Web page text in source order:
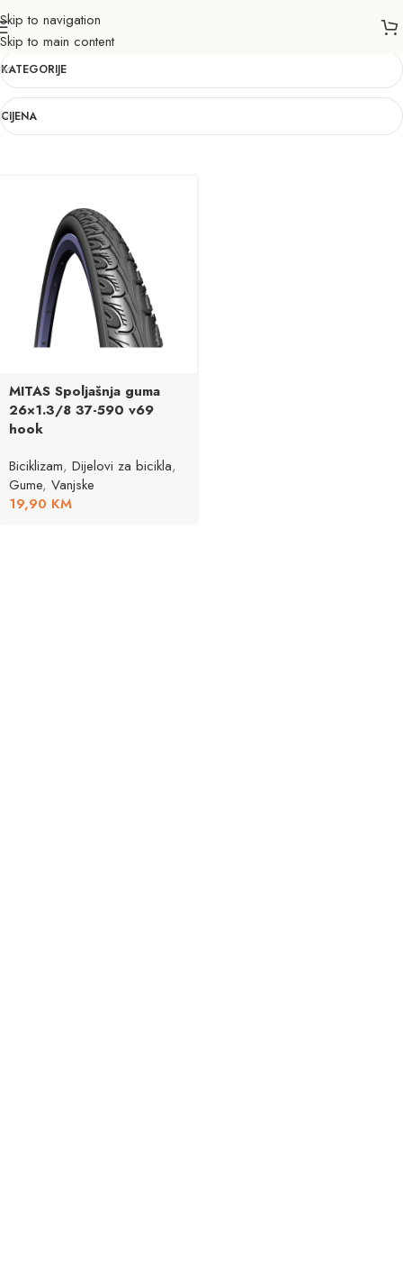
Skip to navigation
Skip to main content
Mitas
KATEGORIJE
CIJENA
MITAS Spoljašnja guma
26×1.3/8 37-590 v69
hook
Biciklizam, Dijelovi za bicikla,
Gume, Vanjske
19,90 KM